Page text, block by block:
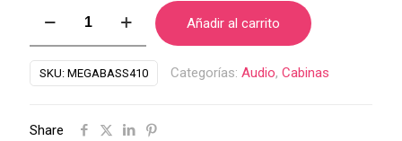
Mega
Bass
Para
Añadir al carrito
SKU: MEGABASS410 Categorías: Audio, Cabinas
Share